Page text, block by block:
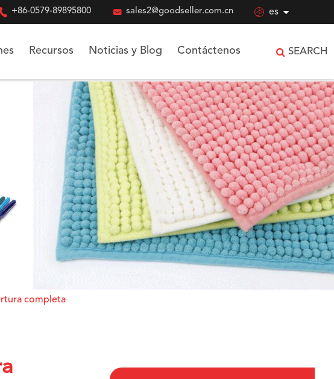
+86-0579-89895800  sales2@goodseller.com.cn  es
Recursos Noticias y Blog Contáctenos SEARCH
completa